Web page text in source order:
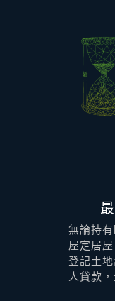
無論持
屋定居
登記土
人貸款